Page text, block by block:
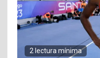
2 lectura mínima